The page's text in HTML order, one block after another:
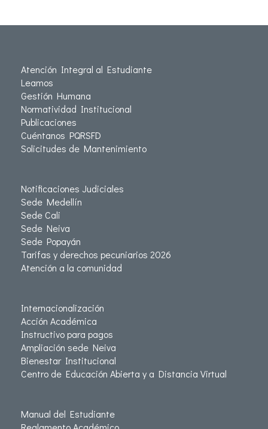
Atención Integral al Estudiante
Leamos
Gestión Humana
Normatividad Institucional
Publicaciones
Cuéntanos PQRSFD
Solicitudes de Mantenimiento
Notificaciones Judiciales
Sede Medellín
Sede Cali
Sede Neiva
Sede Popayán
Tarifas y derechos pecuniarios 2026
Atención a la comunidad
Internacionalización
Acción Académica
Instructivo para pagos
Ampliación sede Neiva
Bienestar Institucional
Centro de Educación Abierta y a Distancia Virtual
Manual del Estudiante